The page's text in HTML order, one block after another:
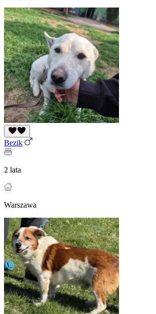
Bezik
2 lata
Warszawa